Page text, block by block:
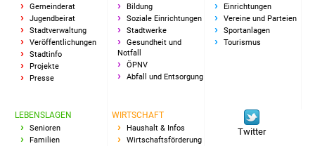
ÖPNV
Kultur & Freizeit
Gemeinderat
Jugendbeirat
Stadtverwaltung
Veröffentlichungen
Stadtinfo
Projekte
Presse
Bildung
Soziale Einrichtungen
Stadtwerke
Gesundheit und
Notfall
ÖPNV
Abfall und Entsorgung
Einrichtungen
Vereine und Parteien
Sportanlagen
Tourismus
LEBENSLAGEN
Senioren
Familien
WIRTSCHAFT
Haushalt & Infos
Wirtschaftsförderung
Twitter